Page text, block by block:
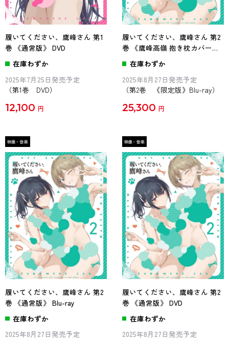
履いてください、鷹峰さん 第1
巻 《通常版》 DVD
在庫わずか
2025年7月25日発売予定
（第1巻 DVD）
12,100 円
履いてください、鷹峰さん 第2
巻 《鷹峰高嶺 抱き枕カバー付
き完全数量限定版》 Blu-ray
在庫わずか
2025年8月27日発売予定
（第2巻 《限定版》Blu-ray）
25,300 円
履いてください、鷹峰さん 第2
巻 《通常版》 Blu-ray
在庫わずか
2025年8月27日発売予定
履いてください、鷹峰さん 第2
巻 《通常版》 DVD
在庫わずか
2025年8月27日発売予定